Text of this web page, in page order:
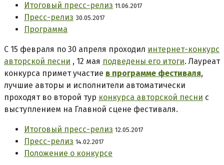
Итоговый пресс-релиз 11.06.2017
Пресс-релиз 30.05.2017
Программа
С 15 февраля по 30 апреля проходил интернет-конкурс
авторской песни , 12 мая подведены его итоги. Лауреат
конкурса примет участие в программе фестиваля,
лучшие авторы и исполнители автоматически
проходят во второй тур конкурса авторской песни с
выступлением на Главной сцене фестиваля.
Итоговый пресс-релиз 12.05.2017
Пресс-релиз 14.02.2017
Положение о конкурсе